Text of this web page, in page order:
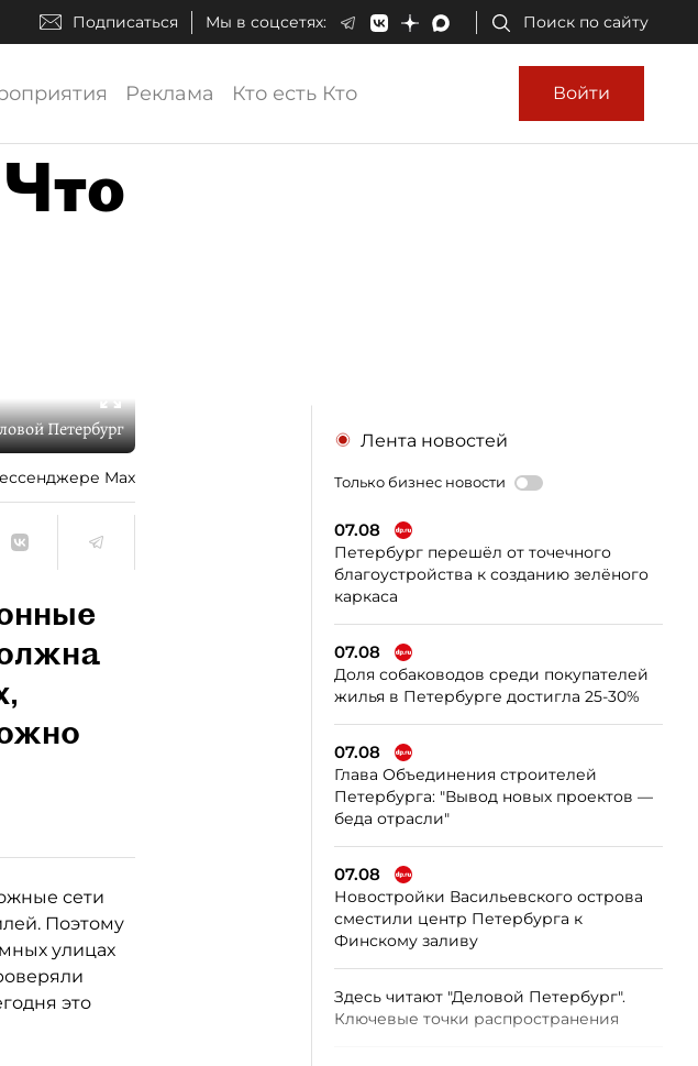
Подписаться Мы в соцсетях: Поиск по сайту
Реклама Кто есть Кто Войти
Петербург
Max
сети
Поэтому
улицах
это
Лента новостей
Только бизнес новости
07.08
Петербург перешёл от точечного
благоустройства к созданию зелёного
каркаса
07.08
Доля собаководов среди покупателей
жилья в Петербурге достигла 25-30%
07.08
Глава Объединения строителей
Петербурга: "Вывод новых проектов —
беда отрасли"
07.08
Новостройки Васильевского острова
сместили центр Петербурга к
Финскому заливу
Здесь читают "Деловой Петербург".
Ключевые точки распространения